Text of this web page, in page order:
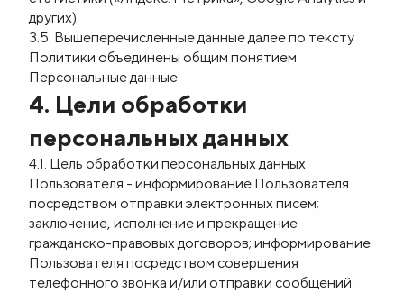
других).
3.5. Вышеперечисленные данные далее по тексту
Политики объединены общим понятием
Персональные данные.
4. Цели обработки
персональных данных
4.1. Цель обработки персональных данных
Пользователя - информирование Пользователя
посредством отправки электронных писем;
заключение, исполнение и прекращение
гражданско-правовых договоров; информирование
Пользователя посредством совершения
телефонного звонка и/или отправки сообщений.